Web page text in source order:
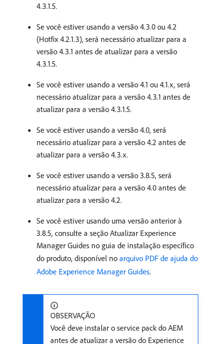
4.3.1.5.
Se você estiver usando a versão 4.3.0 ou 4.2
(Hotfix 4.2.1.3), será necessário atualizar para a
versão 4.3.1 antes de atualizar para a versão
4.3.1.5.
Se você estiver usando a versão 4.1 ou 4.1.x, será
necessário atualizar para a versão 4.3.1 antes de
atualizar para a versão 4.3.1.5.
Se você estiver usando a versão 4.0, será
necessário atualizar para a versão 4.2 antes de
atualizar para a versão 4.3.x.
Se você estiver usando a versão 3.8.5, será
necessário atualizar para a versão 4.0 antes de
atualizar para a versão 4.2.
Se você estiver usando uma versão anterior à
3.8.5, consulte a seção Atualizar Experience
Manager Guides no guia de instalação específico
do produto, disponível no arquivo PDF de ajuda do
Adobe Experience Manager Guides.
OBSERVAÇÃO
Você deve instalar o service pack do AEM
antes de atualizar a versão do Experience